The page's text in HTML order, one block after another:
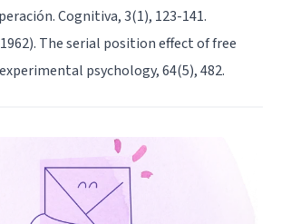
Cognitiva, 3(1), 123-141.
The serial position effect of free
psychology, 64(5), 482.